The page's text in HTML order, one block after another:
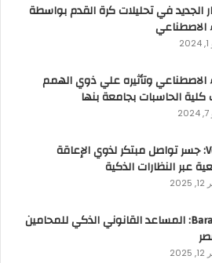
الجديد في تحليلات كرة القدم بواسطة
الاصطناعي
الاصطناعي وتأثيره علي ذوي الهمم
كلية الحاسبات بجامعة بنها
VoiSee: جسر تواصل مبتكر لذوي الإعاقة
عبر النظارات الذكية
BaraLegal: المساعد القانوني الذكي للمحامين